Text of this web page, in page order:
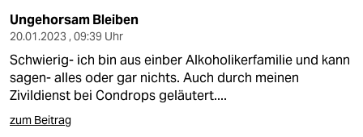
Ungehorsam Bleiben
20.01.2023 , 09:39 Uhr
Schwierig- ich bin aus einber Alkoholikerfamilie und kann
sagen- alles oder gar nichts. Auch durch meinen
Zivildienst bei Condrops geläutert....
zum Beitrag